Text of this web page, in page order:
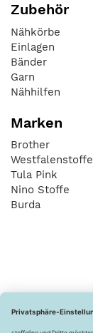
Zubehör
Nähkörbe
Einlagen
Bänder
Garn
Nähhilfen
Marken
Brother
Westfalenstoffe
Tula Pink
Nino Stoffe
Burda